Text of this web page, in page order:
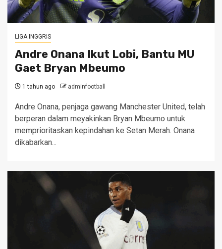
LIGA INGGRIS
Andre Onana Ikut Lobi, Bantu MU
Gaet Bryan Mbeumo
1 tahun ago adminfootball
Andre Onana, penjaga gawang Manchester United, telah
berperan dalam meyakinkan Bryan Mbeumo untuk
memprioritaskan kepindahan ke Setan Merah. Onana
dikabarkan...